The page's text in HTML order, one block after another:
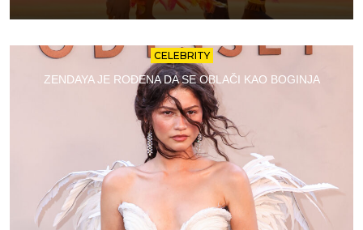
CELEBRITY
ZENDAYA JE ROĐENA DA SE OBLAČI KAO BOGINJA